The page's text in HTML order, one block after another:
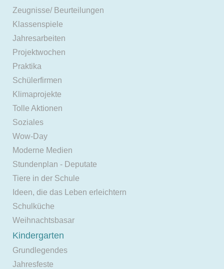
Zeugnisse/ Beurteilungen
Klassenspiele
Jahresarbeiten
Projektwochen
Praktika
Schülerfirmen
Klimaprojekte
Tolle Aktionen
Soziales
Wow-Day
Moderne Medien
Stundenplan - Deputate
Tiere in der Schule
Ideen, die das Leben erleichtern
Schulküche
Weihnachtsbasar
Kindergarten
Grundlegendes
Jahresfeste